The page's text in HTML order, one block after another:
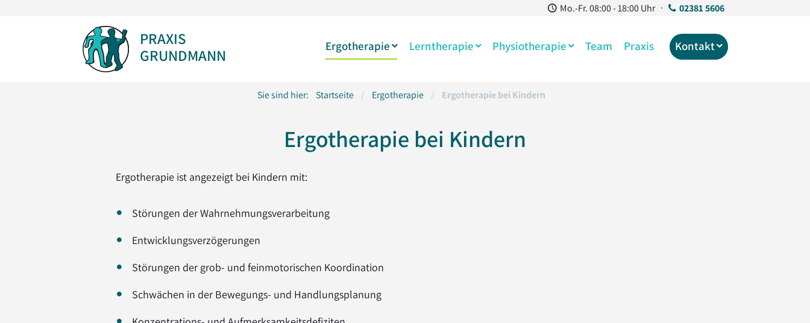
Mo.-Fr. 08:00 - 18:00 Uhr· 02381 5606
PRAXIS
GRUNDMANN
Ergotherapie Lerntherapie Physiotherapie Team Praxis Kontakt
Sie sind hier: Startseite / Ergotherapie / Ergotherapie bei Kindern
Ergotherapie bei Kindern
Ergotherapie ist angezeigt bei Kindern mit:
Störungen der Wahrnehmungs­verarbeitung
Entwicklungs­verzögerungen
Störungen der grob- und feinmotorischen Koordination
Schwächen in der Bewegungs- und Handlungsplanung